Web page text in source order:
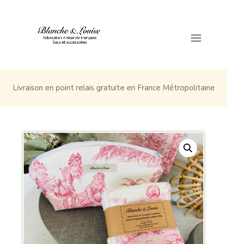
Livraison en point relais gratuite en France Métropolitaine